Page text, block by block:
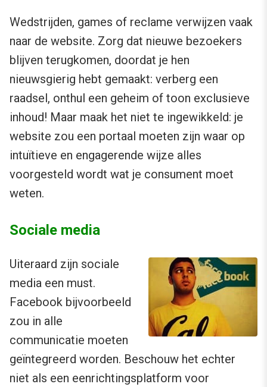
Wedstrijden, games of reclame verwijzen vaak
naar de website. Zorg dat nieuwe bezoekers
blijven terugkomen, doordat je hen
nieuwsgierig hebt gemaakt: verberg een
raadsel, onthul een geheim of toon exclusieve
inhoud! Maar maak het niet te ingewikkeld: je
website zou een portaal moeten zijn waar op
intuïtieve en engagerende wijze alles
voorgesteld wordt wat je consument moet
weten.
Sociale media
Uiteraard zijn sociale
media een must.
Facebook bijvoorbeeld
zou in alle
communicatie moeten
geïntegreerd worden. Beschouw het echter
niet als een eenrichtingsplatform voor